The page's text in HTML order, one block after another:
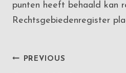
punten heeft behaald kan
Rechtsgebiedenregister
Post
PREVIOUS